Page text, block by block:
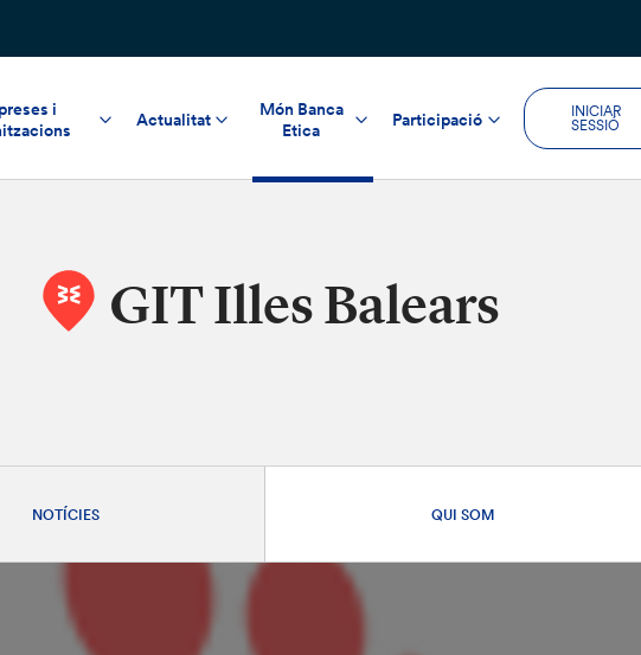
i
Actualitat
Món Banca
Etica
Participació
INICIAR
SESSIÓ
GIT Illes Balears
NOTÍCIES QUI SOM